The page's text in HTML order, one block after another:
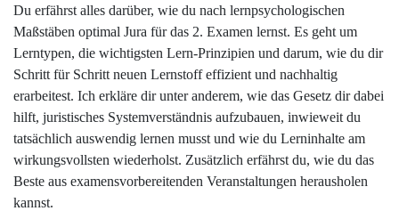
Du erfährst alles darüber, wie du nach lernpsychologischen
Maßstäben optimal Jura für das 2. Examen lernst. Es geht um
Lerntypen, die wichtigsten Lern-Prinzipien und darum, wie du dir
Schritt für Schritt neuen Lernstoff effizient und nachhaltig
erarbeitest. Ich erkläre dir unter anderem, wie das Gesetz dir dabei
hilft, juristisches Systemverständnis aufzubauen, inwieweit du
tatsächlich auswendig lernen musst und wie du Lerninhalte am
wirkungsvollsten wiederholst. Zusätzlich erfährst du, wie du das
Beste aus examensvorbereitenden Veranstaltungen herausholen
kannst.